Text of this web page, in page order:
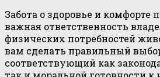
Забота о здоровье и комфорте
важная ответственность
физических потребностей
вам сделать правильный
соответствующий как